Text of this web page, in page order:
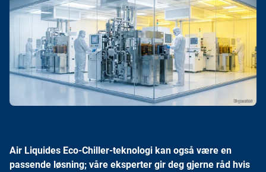
Air Liquides Eco-Chiller-teknologi kan også være en
passende løsning; våre eksperter gir deg gjerne råd hvis